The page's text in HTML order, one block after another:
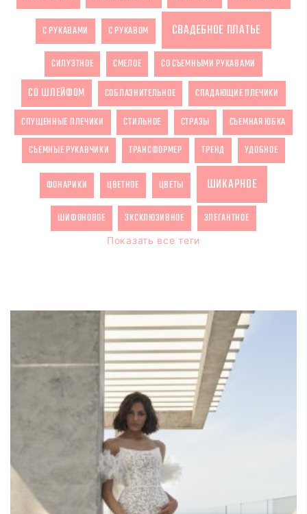
С РУКАВАМИ С РУКАВОМ СВАДЕБНОЕ ПЛАТЬЕ
СИЛУЭТНОЕ СМЕЛОЕ СО СЪЕМНЫМИ РУКАВАМИ
СО ШЛЕЙФОМ СОБЛАЗНИТЕЛЬНОЕ СПАДАЮЩИЕ ПЛЕЧИКИ
СПУЩЕННЫЕ ПЛЕЧИКИ СТИЛЬНОЕ СТРАЗЫ СЪЕМНАЯ ЮБКА
СЪЕМНЫЕ РУКАВЧИКИ ТРАНСФОРМЕР ТРЕНД УДОБНОЕ
ФОНАРИКИ ЦВЕТНОЕ ЦВЕТЫ ШИКАРНОЕ
ШИФОНОВОЕ ЭКСКЛЮЗИВНОЕ ЭЛЕГАНТНОЕ
Показать все теги